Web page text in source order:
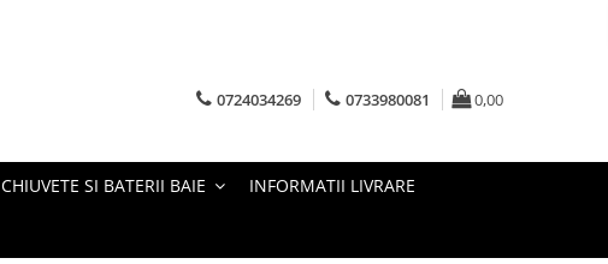
0724034269 0733980081 0,00
CHIUVETE SI BATERII BAIE INFORMATII LIVRARE